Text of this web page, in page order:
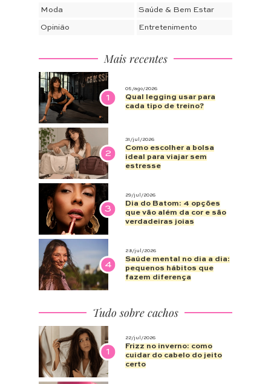
Moda Saúde & Bem Estar
Opinião Entretenimento
Mais recentes
1
05/ago/2026
Qual legging usar para
cada tipo de treino?
2
31/jul/2026
Como escolher a bolsa
ideal para viajar sem
estresse
3
29/jul/2026
Dia do Batom: 4 opções
que vão além da cor e são
verdadeiras joias
4
28/jul/2026
Saúde mental no dia a dia:
pequenos hábitos que
fazem diferença
Tudo sobre cachos
1
22/jul/2026
Frizz no inverno: como
cuidar do cabelo do jeito
certo